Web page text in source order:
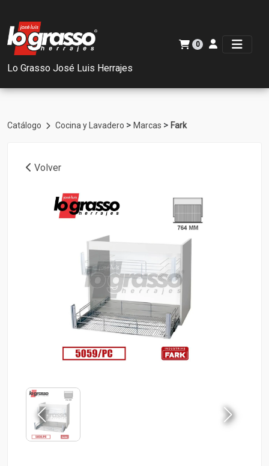
Lo Grasso José Luis Herrajes
0
Catálogo Cocina y Lavadero > Marcas > Fark
Volver